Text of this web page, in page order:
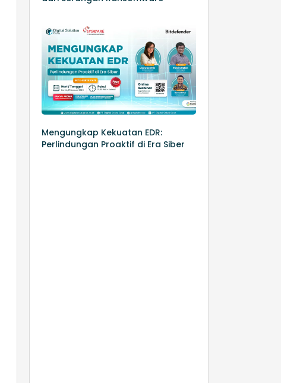
Mengungkap Kekuatan EDR:
Perlindungan Proaktif di Era Siber